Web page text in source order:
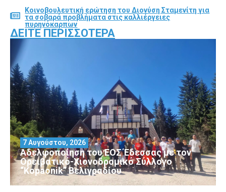
Κοινοβουλευτική ερώτηση του Διονύση Σταμενίτη για
τα σοβαρά προβλήματα στις καλλιέργειες
πυρηνόκαρπων
ΔΕΊΤΕ ΠΕΡΙΣΣΌΤΕΡΑ
Αδελφοποίηση του ΕΟΣ Έδεσσας με τον
Ορειβατικό-Χιονοδρομικό Σύλλογο
“Kopaonik” Βελιγραδίου
7 Αυγούστου, 2026